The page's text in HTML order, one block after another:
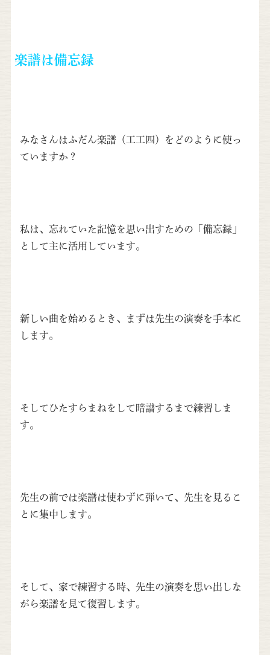
楽譜は備忘録
みなさんはふだん楽譜（工工四）をどのように使っ
ていますか？
私は、忘れていた記憶を思い出すための「備忘録」
として主に活用しています。
新しい曲を始めるとき、まずは先生の演奏を手本に
します。
そしてひたすらまねをして暗譜するまで練習しま
す。
先生の前では楽譜は使わずに弾いて、先生を見るこ
とに集中します。
そして、家で練習する時、先生の演奏を思い出しな
がら楽譜を見て復習します。